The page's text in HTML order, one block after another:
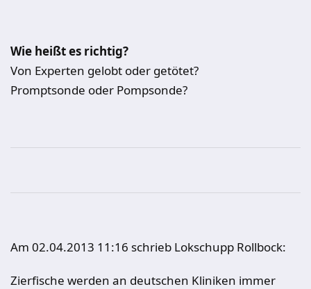
Wie heißt es richtig?
Von Experten gelobt oder getötet?
Promptsonde oder Pompsonde?
Am 02.04.2013 11:16 schrieb Lokschupp Rollbock:
Zierfische werden an deutschen Kliniken immer